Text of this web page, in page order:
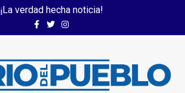
¡La verdad hecha noticia!
FacebookTwitterInstagram